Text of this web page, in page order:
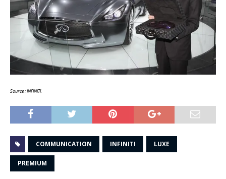
Source : INFINITI.
COMMUNICATION INFINITI LUXE
PREMIUM